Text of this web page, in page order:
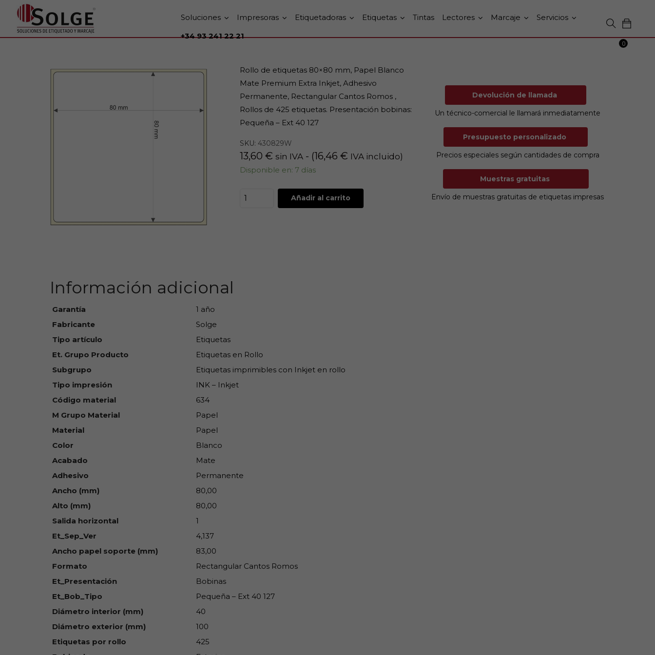
Soluciones Impresoras Etiquetadoras Etiquetas Tintas Lectores Marcaje Servicios
+34 93 241 22 21
0
Rollo de etiquetas 80×80 mm, Papel Blanco
Mate Premium Extra Inkjet, Adhesivo
Permanente, Rectangular Cantos Romos ,
Rollos de 425 etiquetas. Presentación bobinas:
Pequeña – Ext 40 127
SKU: 430829W
13,60 € sin IVA - (16,46 € IVA incluido)
Disponible en: 7 días
Añadir al carrito
Devolución de llamada
Un técnico-comercial le llamará inmediatamente
Presupuesto personalizado
Precios especiales según cantidades de compra
Muestras gratuitas
Envío de muestras gratuitas de etiquetas impresas
Información adicional
Garantía
1 año
Fabricante
Solge
Tipo artículo
Etiquetas
Et. Grupo Producto
Etiquetas en Rollo
Subgrupo
Etiquetas imprimibles con Inkjet en rollo
Tipo impresión
INK – Inkjet
Código material
634
M Grupo Material
Papel
Material
Papel
Color
Blanco
Acabado
Mate
Adhesivo
Permanente
Ancho (mm)
80,00
Alto (mm)
80,00
Salida horizontal
1
Et_Sep_Ver
4,137
Ancho papel soporte (mm)
83,00
Formato
Rectangular Cantos Romos
Et_Presentación
Bobinas
Et_Bob_Tipo
Pequeña – Ext 40 127
Diámetro interior (mm)
40
Diámetro exterior (mm)
100
Etiquetas por rollo
425